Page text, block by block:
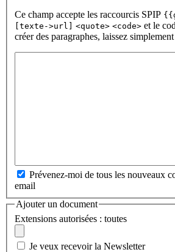
Ce champ accepte les raccourcis SPIP
[texte->url]
<quote> <code> et le
créer des paragraphes, laissez
Prévenez-moi de tous les nouveaux
email
Ajouter un document
Extensions autorisées : toutes
Je veux recevoir la Newsletter